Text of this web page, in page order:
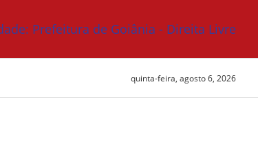
quinta-feira, agosto 6, 2026